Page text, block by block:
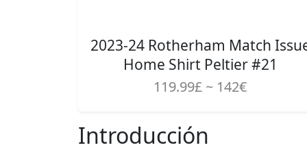
2023-24 Rotherham Match
Home Shirt Peltier #21
119.99£ ~ 142€
Introducción